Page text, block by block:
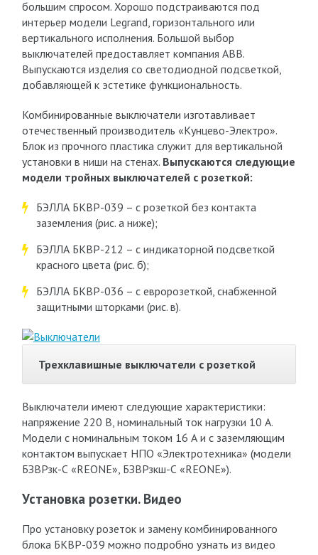
большим спросом. Хорошо подстраиваются под
интерьер модели Legrand, горизонтального или
вертикального исполнения. Большой выбор
выключателей предоставляет компания ABB.
Выпускаются изделия со светодиодной подсветкой,
добавляющей к эстетике функциональность.
Комбинированные выключатели изготавливает
отечественный производитель «Кунцево-Электро».
Блок из прочного пластика служит для вертикальной
установки в ниши на стенах. Выпускаются следующие
модели тройных выключателей с розеткой:
БЭЛЛА БКВР-039 – с розеткой без контакта
заземления (рис. а ниже);
БЭЛЛА БКВР-212 – с индикаторной подсветкой
красного цвета (рис. б);
БЭЛЛА БКВР-036 – с евророзеткой, снабженной
защитными шторками (рис. в).
Трехклавишные выключатели с розеткой
Выключатели имеют следующие характеристики:
напряжение 220 В, номинальный ток нагрузки 10 А.
Модели с номинальным током 16 А и с заземляющим
контактом выпускает НПО «Электротехника» (модели
БЗВРзк-С «REONE», БЗВРзкш-С «REONE»).
Установка розетки. Видео
Про установку розеток и замену комбинированного
блока БКВР-039 можно подробно узнать из видео